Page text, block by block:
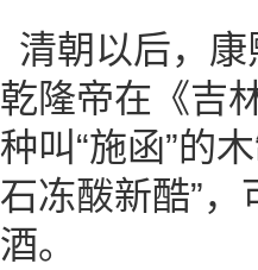
清朝以后，
乾隆帝在《吉
种叫“施函”的
石冻酦新酷”
酒。